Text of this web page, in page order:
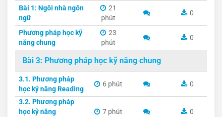
Bài 1: Ngôi nhà ngôn
ngữ
21
phút
0
Phương pháp học kỹ
năng chung
23
phút
0
Bài 3: Phương pháp học kỹ năng chung
3.1. Phương pháp
học kỹ năng Reading
6 phút 0
3.2. Phương pháp
học kỹ năng
7 phút 0